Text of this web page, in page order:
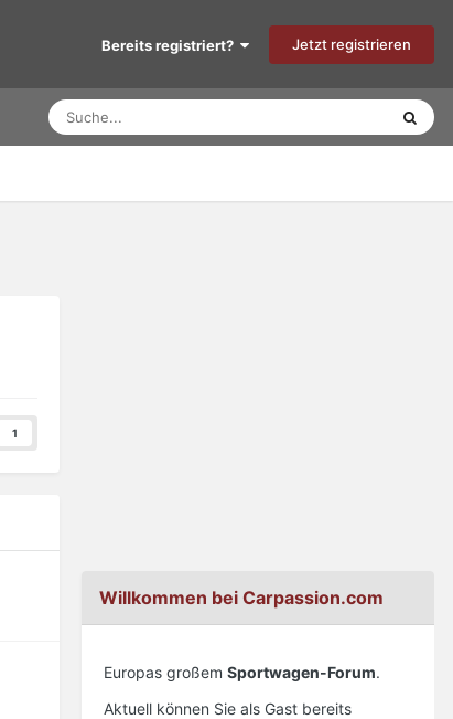
Bereits registriert? Jetzt registrieren
1
Willkommen bei Carpassion.com
Europas großem Sportwagen-Forum.
Aktuell können Sie als Gast bereits